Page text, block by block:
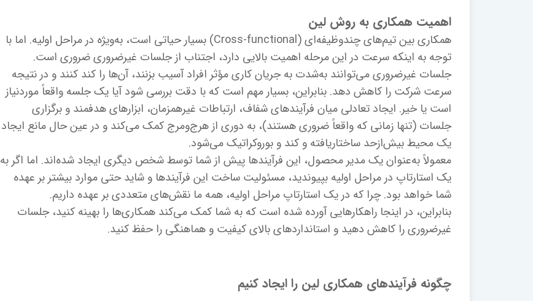
اهمیت همکاری به روش لین
همکاری بین تیم‌های چندوظیفه‌ای (Cross-functional) بسیار حیاتی است، به‌ویژه در مراحل اولیه. اما با
توجه به اینکه سرعت در این مرحله اهمیت بالایی دارد، اجتناب از جلسات غیرضروری ضروری است.
جلسات غیرضروری می‌توانند به‌شدت به جریان کاری مؤثر افراد آسیب بزنند، آن‌ها را کند کنند و در نتیجه
سرعت شرکت را کاهش دهد. بنابراین، بسیار مهم است که با دقت بررسی شود آیا یک جلسه واقعاً موردنیاز
است یا خیر. ایجاد تعادلی میان فرآیندهای شفاف، ارتباطات غیرهمزمان، ابزارهای هدفمند و برگزاری
جلسات (تنها زمانی که واقعاً ضروری هستند)، به دوری از هرج‌ومرج کمک می‌کند و در عین حال مانع ایجاد
یک محیط بیش‌ازحد ساختاریافته و کند و بوروکراتیک می‌شود.
معمولاً به‌عنوان یک مدیر محصول، این فرآیندها پیش از شما توسط شخص دیگری ایجاد شده‌اند. اما اگر به
یک استارتاپ در مراحل اولیه بپیوندید، مسئولیت ساخت این فرآیندها و شاید حتی موارد بیشتر بر عهده
شما خواهد بود. چرا که در یک استارتاپ مراحل اولیه، همه ما نقش‌های متعددی بر عهده داریم.
بنابراین، در اینجا راهکارهایی آورده شده است که به شما کمک می‌کند همکاری‌ها را بهینه کنید، جلسات
غیرضروری را کاهش دهید و استانداردهای بالای کیفیت و هماهنگی را حفظ کنید.
چگونه فرآیندهای همکاری لین را ایجاد کنیم